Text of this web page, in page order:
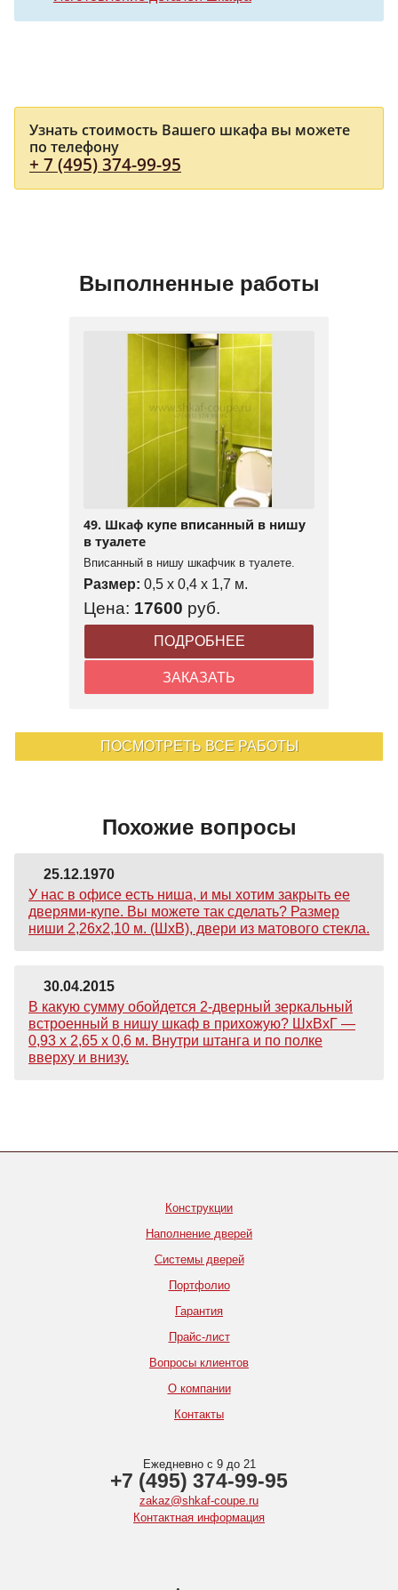
Узнать стоимость Вашего шкафа вы можете
по телефону
+ 7 (495) 374-99-95
Выполненные работы
49. Шкаф купе вписанный в нишу
в туалете
Вписанный в нишу шкафчик в туалете.
Размер: 0,5 x 0,4 x 1,7 м.
Цена: 17600 руб.
ПОДРОБНЕЕ
ЗАКАЗАТЬ
ПОСМОТРЕТЬ ВСЕ РАБОТЫ
Похожие вопросы
25.12.1970
У нас в офисе есть ниша, и мы хотим закрыть ее
дверями-купе. Вы можете так сделать? Размер
ниши 2,26х2,10 м. (ШхВ), двери из матового стекла.
30.04.2015
В какую сумму обойдется 2-дверный зеркальный
встроенный в нишу шкаф в прихожую? ШхВхГ —
0,93 х 2,65 х 0,6 м. Внутри штанга и по полке
вверху и внизу.
Конструкции
Наполнение дверей
Системы дверей
Портфолио
Гарантия
Прайс-лист
Вопросы клиентов
О компании
Контакты
Ежедневно с 9 до 21
+7 (495) 374-99-95
zakaz@shkaf-coupe.ru
Контактная информация